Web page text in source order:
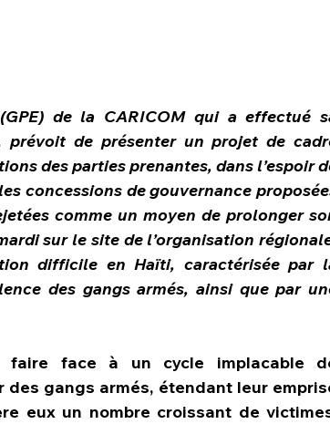
de la CARICOM qui a effectué
de présenter un projet de
des parties prenantes, dans l’espoir
concessions de gouvernance
comme un moyen de prolonger
sur le site de l’organisation
difficile en Haïti, caractérisée par
des gangs armés, ainsi que par
faire face à un cycle implacable
gangs armés, étendant leur
eux un nombre croissant de